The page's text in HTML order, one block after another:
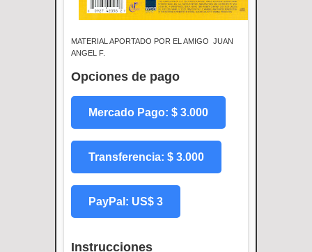
MATERIAL APORTADO POR EL AMIGO JUAN
ANGEL F.
Opciones de pago
Mercado Pago: $ 3.000
Transferencia: $ 3.000
PayPal: US$ 3
Instrucciones